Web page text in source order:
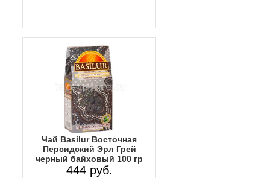
Чай Basilur Восточная
Персидский Эрл Грей
черный байховый 100 гр
444 руб.